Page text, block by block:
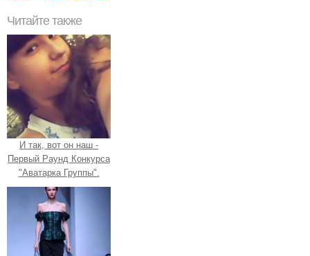
Читайте также
И так, вот он наш -
Первый Раунд Конкурса
"Аватарка Группы".